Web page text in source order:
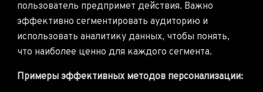
пользователь предпримет действия. Важно
эффективно сегментировать аудиторию и
использовать аналитику данных, чтобы понять,
что наиболее ценно для каждого сегмента.
Примеры эффективных методов персонализации: